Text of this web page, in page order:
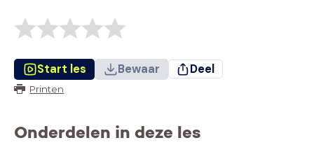
Start les Bewaar Deel
Printen
Onderdelen in deze les